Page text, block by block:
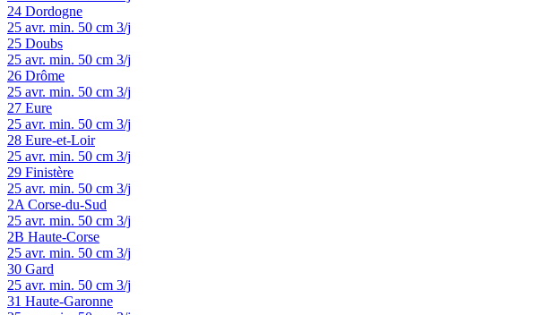
24 Dordogne
25 avr. min. 50 cm 3/j
25 Doubs
25 avr. min. 50 cm 3/j
26 Drôme
25 avr. min. 50 cm 3/j
27 Eure
25 avr. min. 50 cm 3/j
28 Eure-et-Loir
25 avr. min. 50 cm 3/j
29 Finistère
25 avr. min. 50 cm 3/j
2A Corse-du-Sud
25 avr. min. 50 cm 3/j
2B Haute-Corse
25 avr. min. 50 cm 3/j
30 Gard
25 avr. min. 50 cm 3/j
31 Haute-Garonne